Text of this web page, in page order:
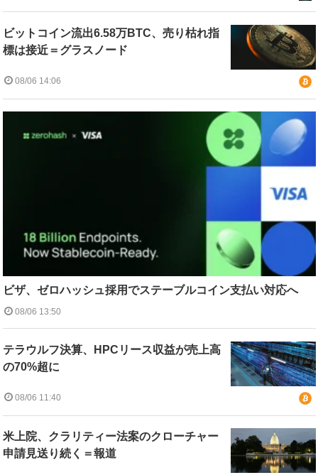
ビットコイン流出6.58万BTC、売り枯れ指
標は接近＝グラスノード
08/06 14:06
ビザ、ゼロハッシュ採用でステーブルコイン支払い対応へ
08/06 13:50
テラウルフ決算、HPCリース収益が売上高
の70%超に
08/06 11:40
米上院、クラリティー法案のクローチャー
申請見送り続く＝報道